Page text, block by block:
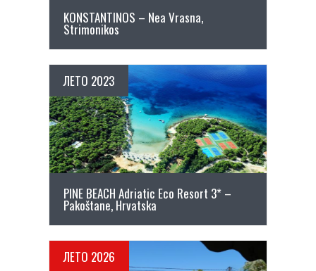
KONSTANTINOS – Nea Vrasna,
Strimonikos
ЛЕТО 2023
ПОВЕЌЕ ДЕТАЛИ
PINE BEACH Adriatic Eco Resort 3* –
Pakoštane, Hrvatska
ЛЕТО 2026